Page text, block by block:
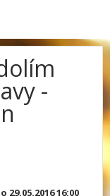
-
29.05.2016 16:00